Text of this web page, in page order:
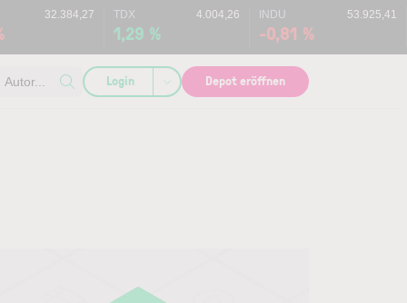
32.384,27 TDX 4.004,26
1,29 %
INDU 53.925,41
-0,81 %
Login Depot eröffnen